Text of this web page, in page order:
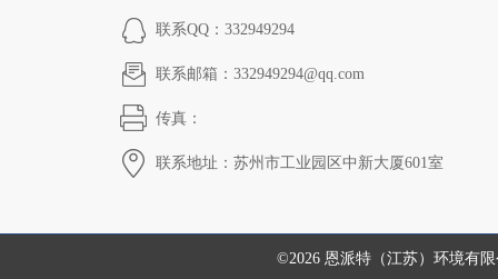
联系QQ：332949294
联系邮箱：332949294@qq.com
传真：
联系地址：苏州市工业园区中新大厦601室
©2026 恩派特（江苏）环境有